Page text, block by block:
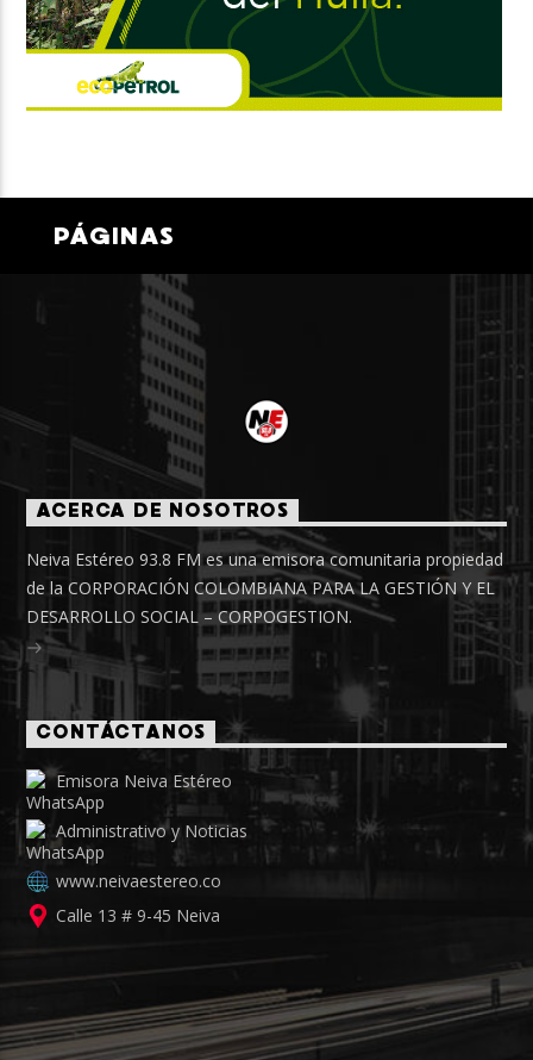
PÁGINAS
ACERCA DE NOSOTROS
Neiva Estéreo 93.8 FM es una emisora comunitaria propiedad
de la CORPORACIÓN COLOMBIANA PARA LA GESTIÓN Y EL
DESARROLLO SOCIAL – CORPOGESTION.
CONTÁCTANOS
Emisora Neiva Estéreo
Administrativo y Noticias
www.neivaestereo.co
Calle 13 # 9-45 Neiva